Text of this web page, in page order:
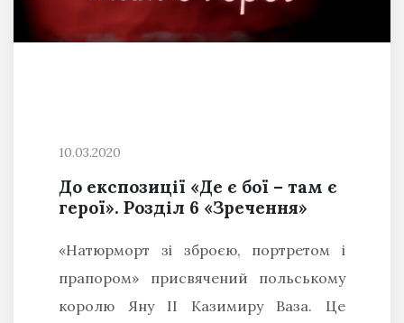
10.03.2020
До експозиції «Де є бої – там є
герої». Розділ 6 «Зречення»
«Натюрморт зі зброєю, портретом і
прапором» присвячений польському
королю Яну ІІ Казимиру Ваза. Це